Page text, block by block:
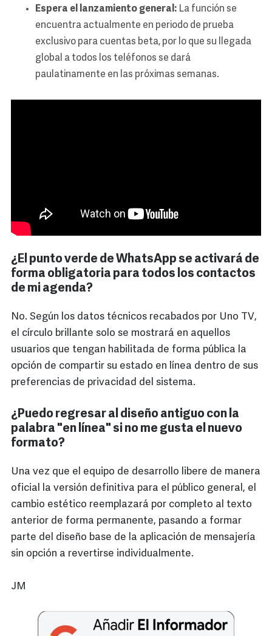
Espera el lanzamiento general: La función se
encuentra actualmente en periodo de prueba
exclusivo para cuentas beta, por lo que su llegada
global a todos los teléfonos se dará
paulatinamente en las próximas semanas.
¿El punto verde de WhatsApp se activará de
forma obligatoria para todos los contactos
de mi agenda?
No. Según los datos técnicos recabados por Uno TV,
el círculo brillante solo se mostrará en aquellos
usuarios que tengan habilitada de forma pública la
opción de compartir su estado en línea dentro de sus
preferencias de privacidad del sistema.
¿Puedo regresar al diseño antiguo con la
palabra "en línea" si no me gusta el nuevo
formato?
Una vez que el equipo de desarrollo libere de manera
oficial la versión definitiva para el público general, el
cambio estético reemplazará por completo al texto
anterior de forma permanente, pasando a formar
parte del diseño base de la aplicación de mensajería
sin opción a revertirse individualmente.
JM